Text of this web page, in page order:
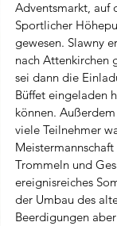
Adventsmarkt, auf
Sportlicher
gewesen. Slawny
nach Attenkirchen
sei dann die
Büffet eingeladen
können.
viele Teilnehmer
Trommeln und
ereignisreiches
der Umbau des
Beerdigungen